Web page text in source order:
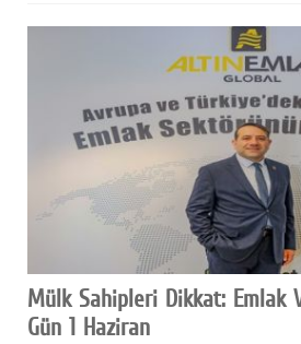
Mülk Sahipleri Dikkat: Emlak
Gün 1 Haziran